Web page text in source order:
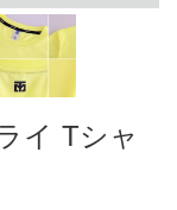
イ Tシャ